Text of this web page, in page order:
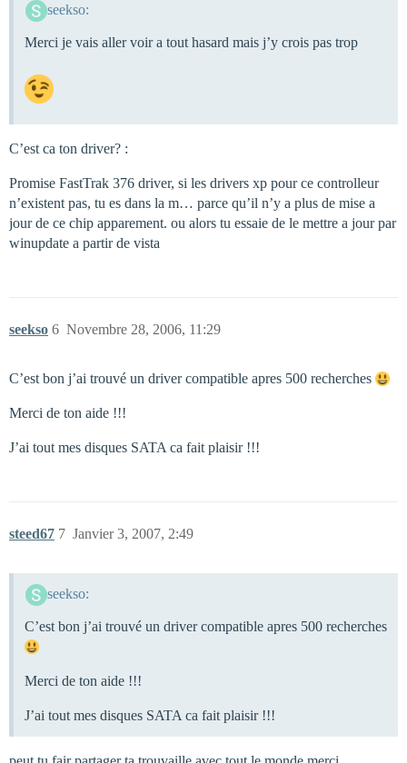
seekso:
Merci je vais aller voir a tout hasard mais j’y crois pas trop
C’est ca ton driver? :
Promise FastTrak 376 driver, si les drivers xp pour ce controlleur
n’existent pas, tu es dans la m… parce qu’il n’y a plus de mise a
jour de ce chip apparement. ou alors tu essaie de le mettre a jour par
winupdate a partir de vista
seekso Novembre 28, 2006, 11:29
6
C’est bon j’ai trouvé un driver compatible apres 500 recherches
Merci de ton aide !!!
J’ai tout mes disques SATA ca fait plaisir !!!
steed67 Janvier 3, 2007, 2:49
7
seekso:
C’est bon j’ai trouvé un driver compatible apres 500 recherches
Merci de ton aide !!!
J’ai tout mes disques SATA ca fait plaisir !!!